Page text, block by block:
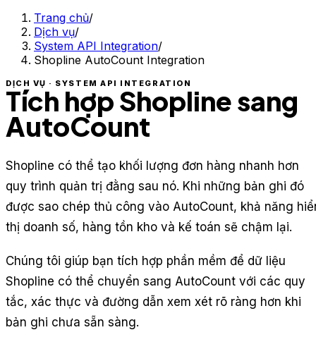
Trang chủ/
Dịch vụ/
System API Integration/
Shopline AutoCount Integration
DỊCH VỤ · SYSTEM API INTEGRATION
Tích hợp Shopline sang
AutoCount
Shopline có thể tạo khối lượng đơn hàng nhanh hơn
quy trình quản trị đằng sau nó. Khi những bản ghi đó
được sao chép thủ công vào AutoCount, khả năng
thị doanh số, hàng tồn kho và kế toán sẽ chậm lại.
Chúng tôi giúp bạn tích hợp phần mềm để dữ liệu
Shopline có thể chuyển sang AutoCount với các quy
tắc, xác thực và đường dẫn xem xét rõ ràng hơn khi
bản ghi chưa sẵn sàng.